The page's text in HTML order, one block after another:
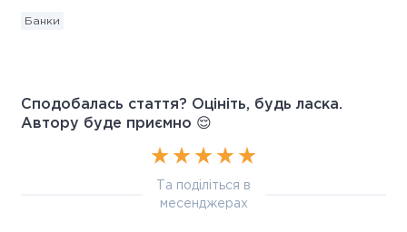
Банки
Сподобалась стаття? Оцініть, будь ласка.
Автору буде приємно 😌
Та поділіться в
месенджерах